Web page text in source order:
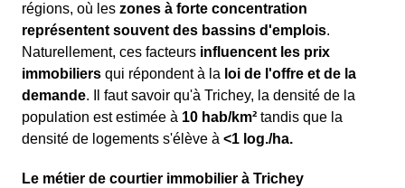
régions, où les zones à forte concentration
représentent souvent des bassins d'emplois.
Naturellement, ces facteurs influencent les prix
immobiliers qui répondent à la loi de l'offre et de la
demande. Il faut savoir qu'à Trichey, la densité de la
population est estimée à 10 hab/km² tandis que la
densité de logements s'élève à <1 log./ha.
Le métier de courtier immobilier à Trichey